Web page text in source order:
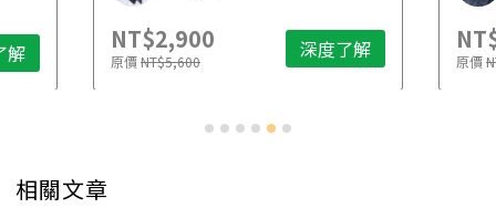
解 NT$2,900
原價NT$5,600 深度了解 原價
相關文章